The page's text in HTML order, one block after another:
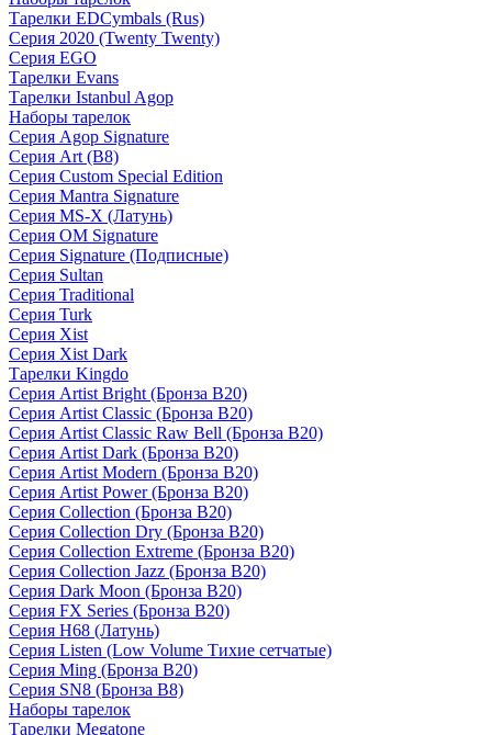
Тарелки EDCymbals (Rus)
Серия 2020 (Twenty Twenty)
Серия EGO
Тарелки Evans
Тарелки Istanbul Agop
Наборы тарелок
Серия Agop Signature
Серия Art (B8)
Серия Custom Special Edition
Серия Mantra Signature
Серия MS-X (Латунь)
Серия OM Signature
Серия Signature (Подписные)
Серия Sultan
Серия Traditional
Серия Turk
Серия Xist
Серия Xist Dark
Тарелки Kingdo
Серия Artist Bright (Бронза B20)
Серия Artist Classic (Бронза B20)
Серия Artist Classic Raw Bell (Бронза B20)
Серия Artist Dark (Бронза B20)
Серия Artist Modern (Бронза B20)
Серия Artist Power (Бронза B20)
Серия Collection (Бронза B20)
Серия Collection Dry (Бронза B20)
Серия Collection Extreme (Бронза B20)
Серия Collection Jazz (Бронза B20)
Серия Dark Moon (Бронза B20)
Серия FX Series (Бронза B20)
Серия H68 (Латунь)
Серия Listen (Low Volume Тихие сетчатые)
Серия Ming (Бронза B20)
Серия SN8 (Бронза B8)
Наборы тарелок
Тарелки Megatone